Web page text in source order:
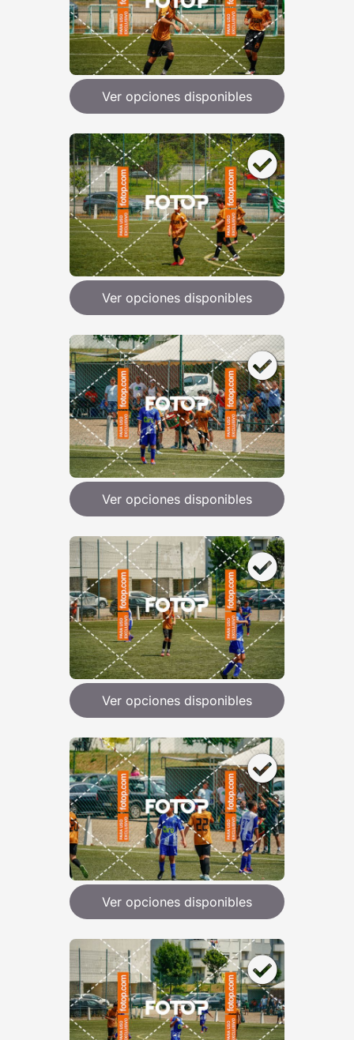
Ver opciones disponibles
Ver opciones disponibles
Ver opciones disponibles
Ver opciones disponibles
Ver opciones disponibles